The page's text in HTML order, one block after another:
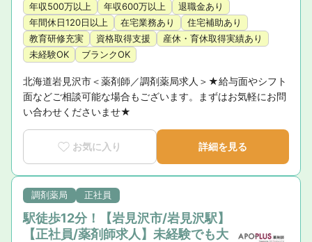
年収500万以上 年収600万以上
退職金あり
年間休日120日以上
在宅業務あり
住宅補助あり
教育研修充実
資格取得支援
産休・育休取得実績あり
未経験OK
ブランクOK
北海道岩見沢市＜薬剤師／調剤薬局求人＞★給与面やシフト
面などご相談可能な場合もございます。まずはお気軽にお問
い合わせくださいませ★
お気に入り 詳細を見る
調剤薬局 正社員
駅徒歩12分！【岩見沢市/岩見沢駅】
【正社員/薬剤師求人】未経験でも大